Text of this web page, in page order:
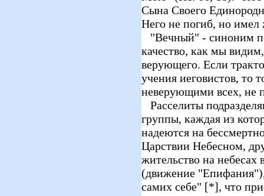
Сына Своего
Него не погиб, но
"Вечный" - синоним
качество, как мы видим,
верующего. Если
учения иеговистов, то
неверующими всех, не
Расселиты
группы, каждая из
надеются на
Царствии Небесном,
жительство на небесах
(движение
самих себе" [*], что